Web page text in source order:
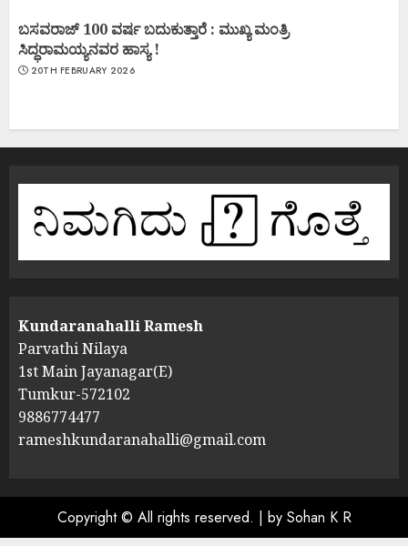
ಬಸವರಾಜ್ 100 ವರ್ಷ ಬದುಕುತ್ತಾರೆ : ಮುಖ್ಯ ಮಂತ್ರಿ
ಸಿದ್ಧರಾಮಯ್ಯನವರ ಹಾಸ್ಯ !
20TH FEBRUARY 2026
Kundaranahalli Ramesh
Parvathi Nilaya
1st Main Jayanagar(E)
Tumkur-572102
9886774477
rameshkundaranahalli@gmail.com
Copyright © All rights reserved. | by Sohan K R